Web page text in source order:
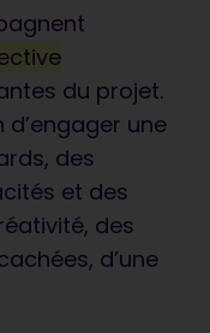
du projet.
une
des
et des
des
d’une
et
ça
à ce que
C’est
!
de Blois